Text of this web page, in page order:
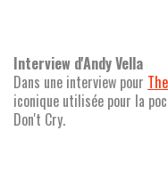
Interview d'Andy Vella
Dans une interview pour
iconique utilisée pour la
Don't Cry.